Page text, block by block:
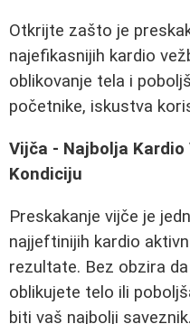
Otkrijte zašto je
najefikasnijih kardio
oblikovanje tela i
početnike, iskustva
Vijča - Najbolja Kardio
Kondiciju
Preskakanje vijče je
najjeftinijih kardio
rezultate. Bez obzira
oblikujete telo ili
biti vaš najbolji